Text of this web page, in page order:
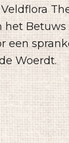
Veldflora
het
een
Woerdt.